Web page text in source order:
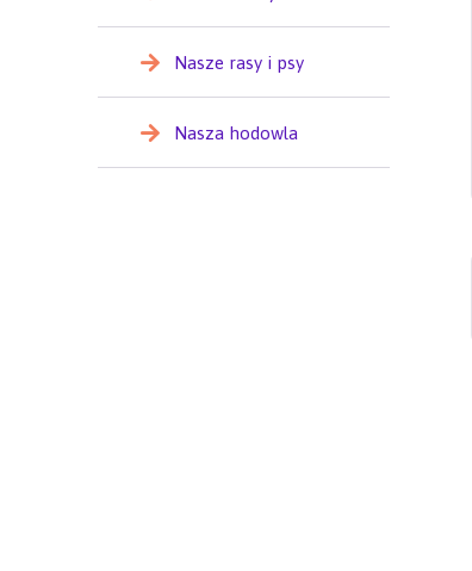
Nasze rasy i psy
Nasza hodowla